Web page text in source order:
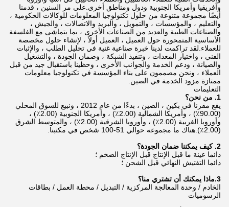
وأفريقيا وأمريكا الجنوبية ودول ومناطق أخرى.على مر السنين ، قدمنا ​​
أيضًا مجموعة متنوعة من حلول تكنولوجيا المعلومات للوكالات الحكومية ،
والتعليم ، والمؤسسات ، والتمويل ، والبريد والاتصالات ، والجيش ،
والصناعات الطبية والعديد من الصناعات الأخرى ، بما يتماشى مع الفلسفة
الأساسية المتمحورة حول العميل ، العميل أولاً ، لإنشاء حلول مخصصة
للعملاء.لقد تراكمت لدينا خبرة صناعية غنية في تحليل الطلب ، والإثبات
الفني ، واختيار المعدات ، وتنفيذ الشبكة ، وضمان الجودة ، والتشغيل
والصيانة ، ودعم الخدمة والجوانب الأخرى ، وحظينا باستقبال جيد من قبل
العملاء ، ونحن مصممون على بناء المؤسسة في تكنولوجيا معلومات
ممتازة مزود الخدمة في الصين.
التعليمات
1. من نحن؟
يقع مقرنا في بكين ، الصين ، بدءًا من عام 2012 ، ونبيع للسوق المحلي
(90.00٪) ، وأمريكا الشمالية (2.00٪) ، وأمريكا الجنوبية (2.00٪) ،
وأوروبا الغربية (2.00٪) ، وأوروبا الشرقية (2.00٪) ، والمتوسط الشرق
(2.00٪).هناك ما مجموعه حوالي 51-100 شخص في مكتبنا.
2. كيف يمكننا ضمان الجودة؟
دائما عينة ما قبل الإنتاج قبل الإنتاج الضخم ؛
دائما التفتيش النهائي قبل الشحن ؛
3.ماذا يمكنك أن تشتري منا؟
الخادم / وحدة المعالجة المركزية / التبديل / محطة العمل / بطاقات
الرسوميات